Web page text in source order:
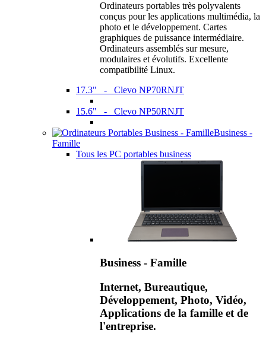
Ordinateurs portables très polyvalents
conçus pour les applications multimédia, la
photo et le développement. Cartes
graphiques de puissance intermédiaire.
Ordinateurs assemblés sur mesure,
modulaires et évolutifs. Excellente
compatibilité Linux.
17.3" - Clevo NP70RNJT
15.6" - Clevo NP50RNJT
Business -
Famille
Tous les PC portables business
Business - Famille
Internet, Bureautique,
Développement, Photo, Vidéo,
Applications de la famille et de
l'entreprise.